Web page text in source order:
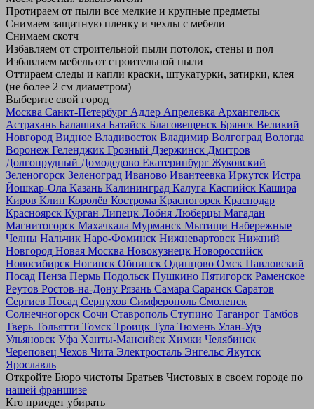
Протираем от пыли все мелкие и крупные предметы
Снимаем защитную пленку и чехлы с мебели
Снимаем скотч
Избавляем от строительной пыли потолок, стены и пол
Избавляем мебель от строительной пыли
Оттираем следы и капли краски, штукатурки, затирки, клея
(не более 2 см диаметром)
Выберите свой город
Москва Санкт-Петербург Адлер Апрелевка Архангельск
Астрахань Балашиха Батайск Благовещенск Брянск Великий
Новгород Видное Владивосток Владимир Волгоград Вологда
Воронеж Геленджик Грозный Дзержинск Дмитров
Долгопрудный Домодедово Екатеринбург Жуковский
Зеленогорск Зеленоград Иваново Ивантеевка Иркутск Истра
Йошкар-Ола Казань Калининград Калуга Каспийск Кашира
Киров Клин Королёв Кострома Красногорск Краснодар
Красноярск Курган Липецк Лобня Люберцы Магадан
Магнитогорск Махачкала Мурманск Мытищи Набережные
Челны Нальчик Наро-Фоминск Нижневартовск Нижний
Новгород Новая Москва Новокузнецк Новороссийск
Новосибирск Ногинск Обнинск Одинцово Омск Павловский
Посад Пенза Пермь Подольск Пушкино Пятигорск Раменское
Реутов Ростов-на-Дону Рязань Самара Саранск Саратов
Сергиев Посад Серпухов Симферополь Смоленск
Солнечногорск Сочи Ставрополь Ступино Таганрог Тамбов
Тверь Тольятти Томск Троицк Тула Тюмень Улан-Удэ
Ульяновск Уфа Ханты-Мансийск Химки Челябинск
Череповец Чехов Чита Электросталь Энгельс Якутск
Ярославль
Откройте Бюро чистоты Братьев Чистовых в своем городе по
нашей франшизе
Кто приедет убирать